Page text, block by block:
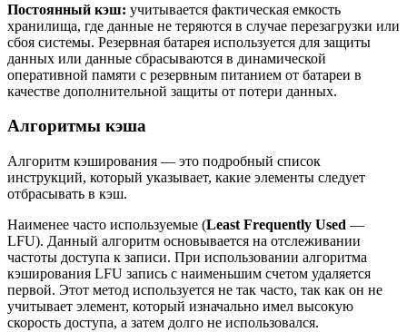
Постоянный кэш: учитывается фактическая емкость
хранилища, где данные не теряются в случае перезагрузки или
сбоя системы. Резервная батарея используется для защиты
данных или данные сбрасываются в динамической
оперативной памяти с резервным питанием от батареи в
качестве дополнительной защиты от потери данных.
Алгоритмы кэша
Алгоритм кэширования — это подробный список
инструкций, который указывает, какие элементы следует
отбрасывать в кэш.
Наименее часто используемые (Least Frequently Used —
LFU). Данный алгоритм основывается на отслеживании
частоты доступа к записи. При использовании алгоритма
кэширования LFU запись с наименьшим счетом удаляется
первой. Этот метод используется не так часто, так как он не
учитывает элемент, который изначально имел высокую
скорость доступа, а затем долго не использовался.